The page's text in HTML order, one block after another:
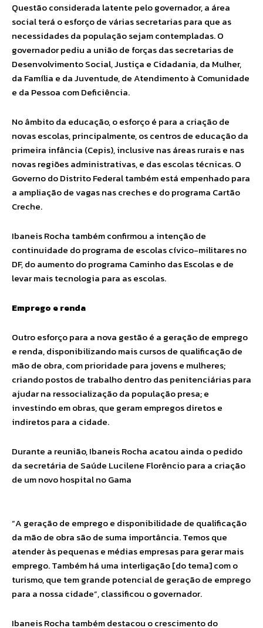
Questão considerada latente pelo governador, a área
social terá o esforço de várias secretarias para que as
necessidades da população sejam contempladas. O
governador pediu a união de forças das secretarias de
Desenvolvimento Social, Justiça e Cidadania, da Mulher,
da Família e da Juventude, de Atendimento à Comunidade
e da Pessoa com Deficiência.
No âmbito da educação, o esforço é para a criação de
novas escolas, principalmente, os centros de educação da
primeira infância (Cepis), inclusive nas áreas rurais e nas
novas regiões administrativas, e das escolas técnicas. O
Governo do Distrito Federal também está empenhado para
a ampliação de vagas nas creches e do programa Cartão
Creche.
Ibaneis Rocha também confirmou a intenção de
continuidade do programa de escolas cívico-militares no
DF, do aumento do programa Caminho das Escolas e de
levar mais tecnologia para as escolas.
Emprego e renda
Outro esforço para a nova gestão é a geração de emprego
e renda, disponibilizando mais cursos de qualificação de
mão de obra, com prioridade para jovens e mulheres;
criando postos de trabalho dentro das penitenciárias para
ajudar na ressocialização da população presa; e
investindo em obras, que geram empregos diretos e
indiretos para a cidade.
Durante a reunião, Ibaneis Rocha acatou ainda o pedido
da secretária de Saúde Lucilene Florêncio para a criação
de um novo hospital no Gama
“A geração de emprego e disponibilidade de qualificação
da mão de obra são de suma importância. Temos que
atender às pequenas e médias empresas para gerar mais
emprego. Também há uma interligação [do tema] com o
turismo, que tem grande potencial de geração de emprego
para a nossa cidade”, classificou o governador.
Ibaneis Rocha também destacou o crescimento do